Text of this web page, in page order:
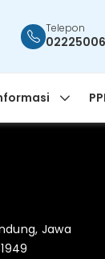
Telepon
Jawa